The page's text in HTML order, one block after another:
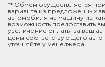
** Обмен осуществляется
варианта из предложенных
автомобиля на машину из
возможность предоставить
увеличение оплаты за ваш
цены соответствующего
уточняйте у менеджера.